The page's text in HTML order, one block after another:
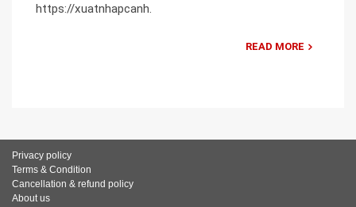
https://xuatnhapcanh.
READ MORE
Privacy policy
Terms & Condition
Cancellation & refund policy
About us